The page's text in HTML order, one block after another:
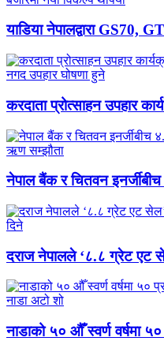
याडिया नेपालद्वारा GS70,
करदाता प्रोत्साहन उपहार
नेपाल बैंक र चितवन
दराज नेपालले ‘८.८ ग्रेट एट
नाडाको ५० औँ स्वर्ण वर्षमा